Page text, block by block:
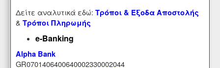
Δείτε αναλυτικά εδώ: Τρόποι & Έξοδα Αποστολής
& Τρόποι Πληρωμής
e-Banking
Alpha Bank
GR0701406400640002330002044